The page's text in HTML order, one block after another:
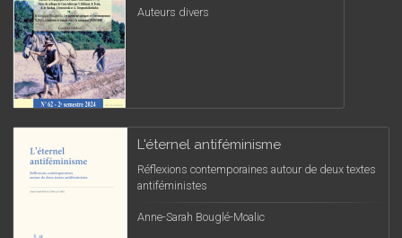
Auteurs divers
L'éternel antiféminisme
Réflexions contemporaines autour de deux textes
antiféministes
Anne-Sarah Bouglé-Moalic